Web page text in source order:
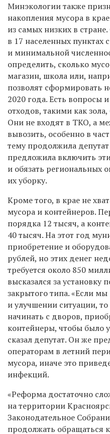
Минэкологии также
накопления мусора в
из самых низких в
в 17 населенных пунктах
и минимальной
определить, сколько
магазин, школа или,
позволят сформировать
2020 года. Есть вопросы
отходов, такими как
Они не входят в ТКО, а
вывозить, особенно в
тему продолжила депутат
предложила включить
и обязать региональных
их уборку.
Кроме того, в крае не
мусора и контейнеров.
порядка 12 тысяч, а
40 тысяч. На этот год
приобретение и
рублей, но этих денег
требуется около 850
высказался за установку
закрытого типа. «Если
и улучшении ситуации,
начинать с дворов,
контейнеры, чтобы было
сказал депутат. Он же
операторам в летний
мусора, иначе это
инфекций.
«Реформа достаточно
на территории
Законодательное
продолжать обращаться